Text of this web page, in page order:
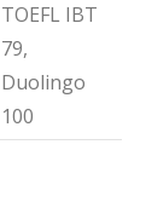
TOEFL IBT
79,
Duolingo
100